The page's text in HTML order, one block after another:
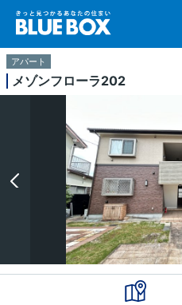
アパート
メゾンフローラ202